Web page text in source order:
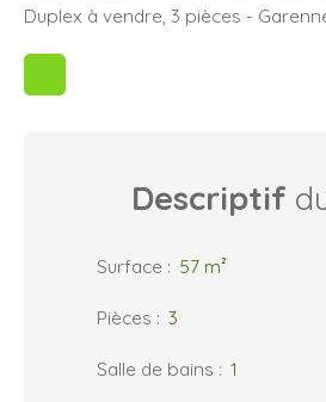
Duplex à vendre, 3 pièces -
Descriptif
Surface : 57 m²
Pièces : 3
Salle de bains : 1